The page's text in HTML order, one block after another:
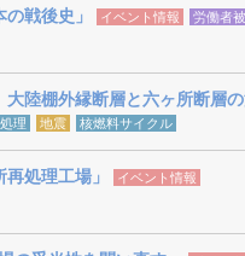
戦後史」 イベント情報
労働者
陸棚外縁断層と六ヶ所断層
理 地震 核燃料サイクル
処理工場」
イベント情報